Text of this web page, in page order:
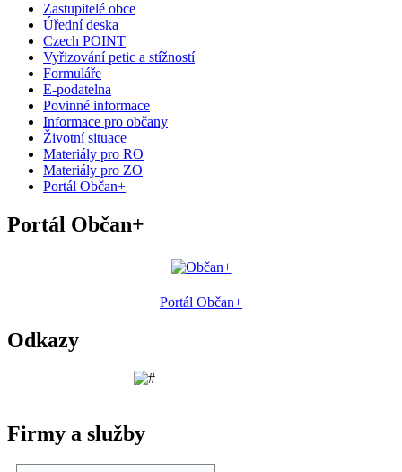
Zastupitelé obce
Úřední deska
Czech POINT
Vyřizování petic a stížností
Formuláře
E-podatelna
Povinné informace
Informace pro občany
Životní situace
Materiály pro RO
Materiály pro ZO
Portál Občan+
Portál Občan+
Portál Občan+
Odkazy
Firmy a služby